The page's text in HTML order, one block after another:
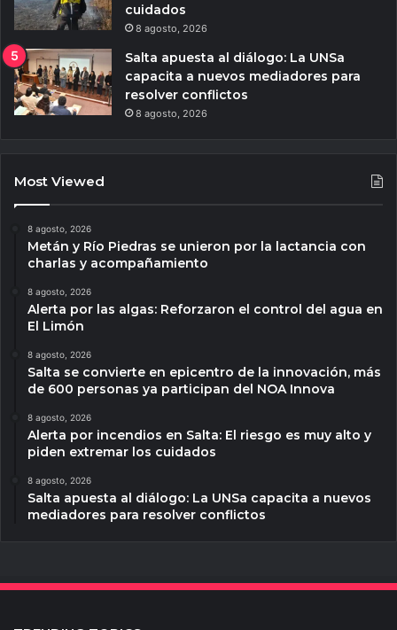
cuidados
8 agosto, 2026
Salta apuesta al diálogo: La UNSa
capacita a nuevos mediadores para
resolver conflictos
8 agosto, 2026
Most Viewed
8 agosto, 2026
Metán y Río Piedras se unieron por la lactancia con
charlas y acompañamiento
8 agosto, 2026
Alerta por las algas: Reforzaron el control del agua en
El Limón
8 agosto, 2026
Salta se convierte en epicentro de la innovación, más
de 600 personas ya participan del NOA Innova
8 agosto, 2026
Alerta por incendios en Salta: El riesgo es muy alto y
piden extremar los cuidados
8 agosto, 2026
Salta apuesta al diálogo: La UNSa capacita a nuevos
mediadores para resolver conflictos